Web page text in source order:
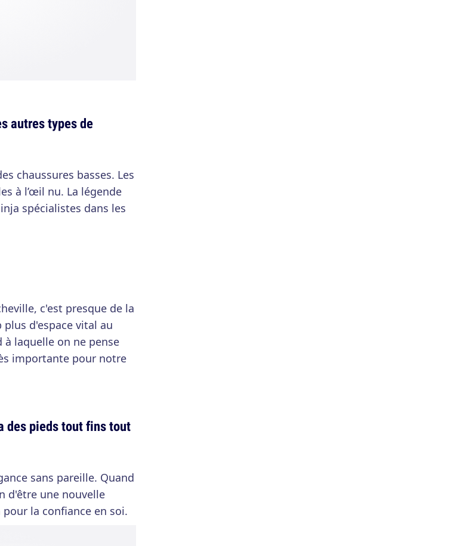
autres types de
chaussures basses. Les
à l’œil nu. La légende
spécialistes dans les
c'est presque de la
d'espace vital au
laquelle on ne pense
importante pour notre
des pieds tout fins tout
sans pareille. Quand
d'être une nouvelle
la confiance en soi.